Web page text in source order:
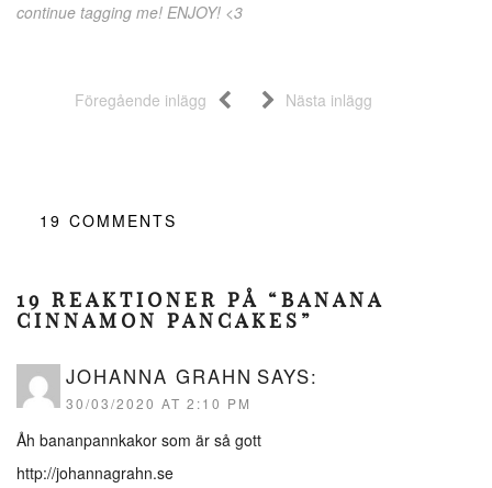
continue tagging me! ENJOY! <3
Föregående inlägg Nästa inlägg
19 COMMENTS
19 REAKTIONER PÅ “BANANA
CINNAMON PANCAKES”
JOHANNA GRAHN SAYS:
30/03/2020 AT 2:10 PM
Åh bananpannkakor som är så gott
http://johannagrahn.se